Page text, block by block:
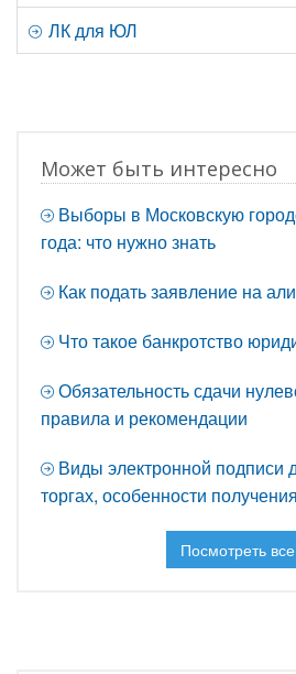
ЛК для ЮЛ
Может быть интересно
Выборы в Московскую
года: что нужно знать
Как подать заявление на
Что такое банкротство
Обязательность сдачи
правила и рекомендации
Виды электронной подписи
торгах, особенности
Посмотреть все